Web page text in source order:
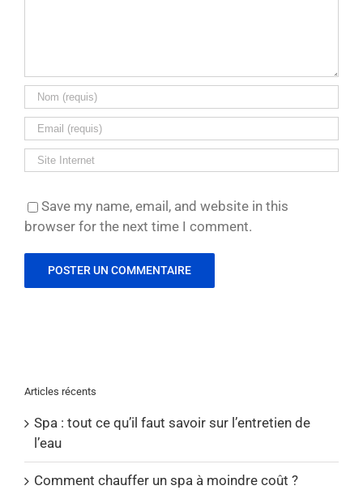
Save my name, email, and website in this
browser for the next time I comment.
Articles récents
Spa : tout ce qu’il faut savoir sur l’entretien de
l’eau
Comment chauffer un spa à moindre coût ?